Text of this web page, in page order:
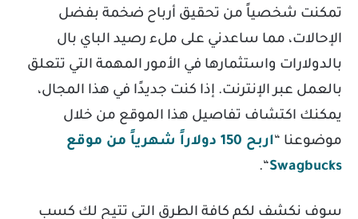
تمكنت شخصياً من تحقيق أرباح ضخمة بفضل
الإحالات، مما ساعدني على ملء رصيد الباي بال
بالدولارات واستثمارها في الأمور المهمة التي تتعلق
بالعمل عبر الإنترنت. إذا كنت جديدًا في هذا المجال،
يمكنك اكتشاف تفاصيل هذا الموقع من خلال
موضوعنا “
اربح 150 دولاراً شهرياً من موقع
Swagbucks
“.
سوف نكشف لكم كافة الطرق التي تتيح لك كسب